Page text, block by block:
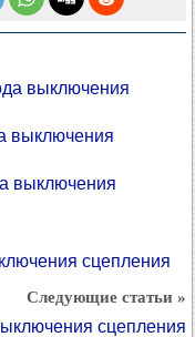
выключения
выключения
выключения
сцепления
Следующие статьи »
сцепления